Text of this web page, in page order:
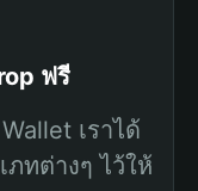
ฟรี
เราได้
ภทต่างๆ ไว้ให้